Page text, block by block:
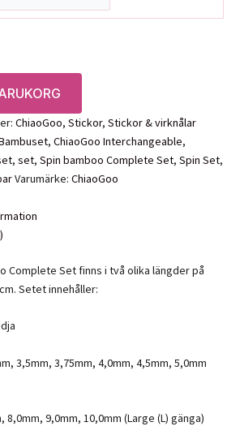
ChiaoGoo, Stickor, Stickor & virknålar
, ChiaoGoo Interchangeable,
, set, Spin bamboo Complete Set, Spin Set,
Varumärke: ChiaoGoo
Complete Set finns i två olika längder på
Setet innehåller:
3,5mm, 3,75mm, 4,0mm, 4,5mm, 5,0mm
8,0mm, 9,0mm, 10,0mm (Large (L) gänga)